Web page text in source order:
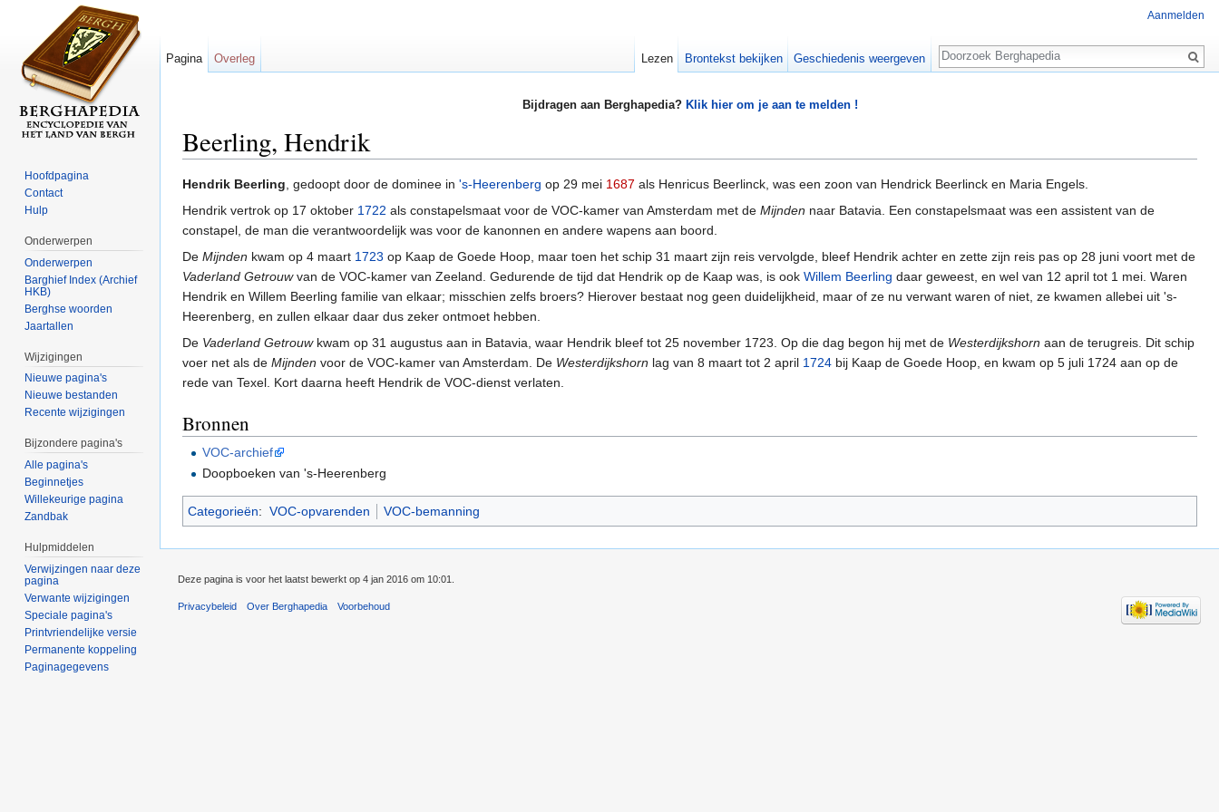
Bijdragen aan Berghapedia? Klik hier om je aan te melden !
Beerling, Hendrik
Hendrik Beerling, gedoopt door de dominee in 's-Heerenberg op 29 mei 1687 als Henricus Beerlinck, was een zoon van Hendrick Beerlinck en Maria Engels.
Hendrik vertrok op 17 oktober 1722 als constapelsmaat voor de VOC-kamer van Amsterdam met de Mijnden naar Batavia. Een constapelsmaat was een assistent van de
constapel, de man die verantwoordelijk was voor de kanonnen en andere wapens aan boord.
De Mijnden kwam op 4 maart 1723 op Kaap de Goede Hoop, maar toen het schip 31 maart zijn reis vervolgde, bleef Hendrik achter en zette zijn reis pas op 28 juni voort met de
Vaderland Getrouwvan de VOC-kamer van Zeeland. Gedurende de tijd dat Hendrik op de Kaap was, is ook Willem Beerling daar geweest, en wel van 12 april tot 1 mei. Waren
Hendrik en Willem Beerling familie van elkaar; misschien zelfs broers? Hierover bestaat nog geen duidelijkheid, maar of ze nu verwant waren of niet, ze kwamen allebei uit 's-
Heerenberg, en zullen elkaar daar dus zeker ontmoet hebben.
De Vaderland Getrouwkwam op 31 augustus aan in Batavia, waar Hendrik bleef tot 25 november 1723. Op die dag begon hij met de Westerdijkshorn aan de terugreis. Dit schip
voer net als de Mijnden voor de VOC-kamer van Amsterdam. De Westerdijkshorn lag van 8 maart tot 2 april 1724 bij Kaap de Goede Hoop, en kwam op 5 juli 1724 aan op de
rede van Texel. Kort daarna heeft Hendrik de VOC-dienst verlaten.
Bronnen
VOC-archief
Doopboeken van 's-Heerenberg
Categorieën: VOC-opvarenden VOC-bemanning
Aanmelden
Pagina Overleg Lezen Brontekst bekijken Geschiedenis weergeven
Zoeken
Hoofdpagina
Contact
Hulp
Onderwerpen
Onderwerpen
Barghief Index (Archief
HKB)
Berghse woorden
Jaartallen
Wijzigingen
Nieuwe pagina's
Nieuwe bestanden
Recente wijzigingen
Bijzondere pagina's
Alle pagina's
Beginnetjes
Willekeurige pagina
Zandbak
Hulpmiddelen
Verwijzingen naar deze
pagina
Verwante wijzigingen
Speciale pagina's
Printvriendelijke versie
Permanente koppeling
Paginagegevens
Deze pagina is voor het laatst bewerkt op 4 jan 2016 om 10:01.
Privacybeleid Over Berghapedia Voorbehoud